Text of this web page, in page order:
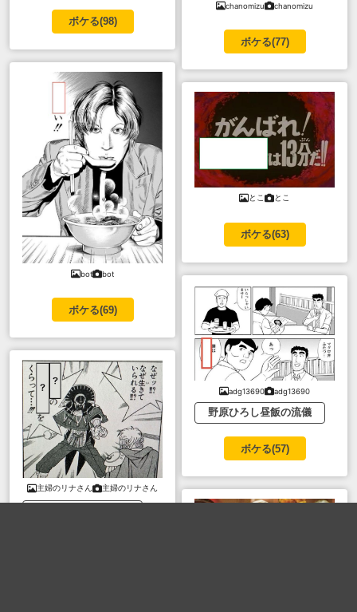
ボケる(98)
bot bot
ボケる(69)
主婦のリナさん 主婦のリナさん
chanomizu chanomizu
ボケる(77)
とこ とこ
ボケる(63)
adg13690 adg13690
野原ひろし昼飯の流儀
ボケる(57)